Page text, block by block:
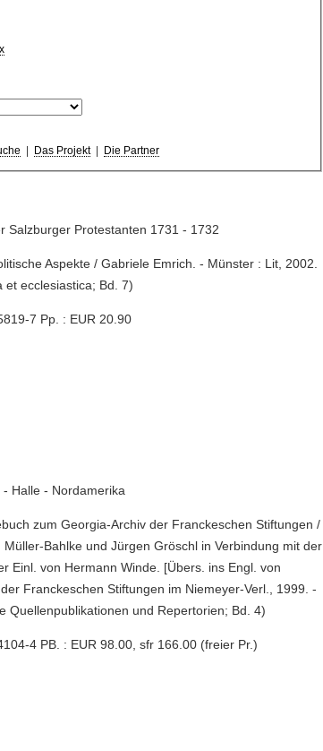
Das Projekt| Die Partner
Salzburger Protestanten 1731 - 1732
Aspekte / Gabriele Emrich. - Münster : Lit, 2002.
ecclesiastica; Bd. 7)
7 Pp. : EUR 20.90
Halle - Nordamerika
zum Georgia-Archiv der Franckeschen Stiftungen /
Bahlke und Jürgen Gröschl in Verbindung mit der
Einl. von Hermann Winde. [Übers. ins Engl. von
Franckeschen Stiftungen im Niemeyer-Verl., 1999. -
Quellenpublikationen und Repertorien; Bd. 4)
4 PB. : EUR 98.00, sfr 166.00 (freier Pr.)